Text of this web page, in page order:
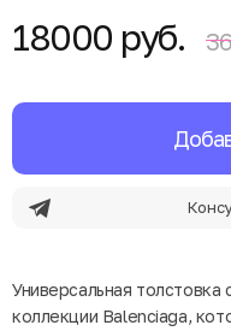
18000 руб.
Универсальная
коллекции Balenciaga,